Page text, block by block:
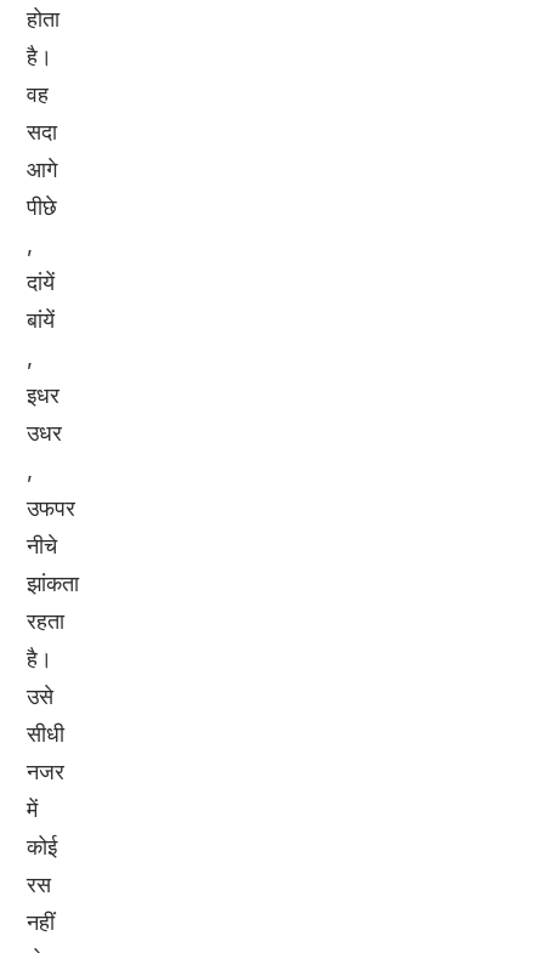
होता
है।
वह
सदा
आगे
पीछे
,
दांयें
बांयें
,
इधर
उधर
,
उफपर
नीचे
झांकता
रहता
है।
उसे
सीधी
नजर
में
कोई
रस
नहीं